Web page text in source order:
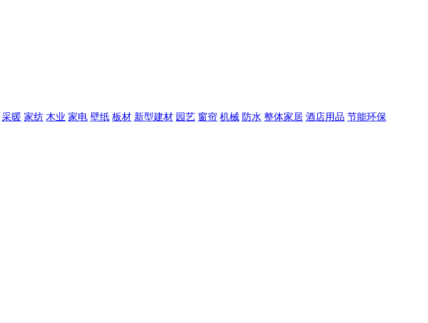
采暖 家纺 木业 家电 壁纸 板材 新型建材 园艺 窗帘 机械 防水 整体家居 酒店用品 节能环保